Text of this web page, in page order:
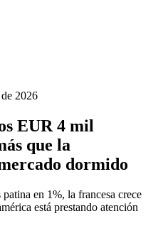
2026
EUR 4 mil
que la
dormido
en 1%, la francesa crece
está prestando atención